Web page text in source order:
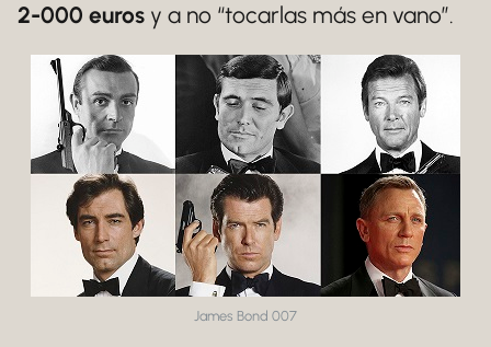
2-000 euros y a no “tocarlas más en vano”.
James Bond 007